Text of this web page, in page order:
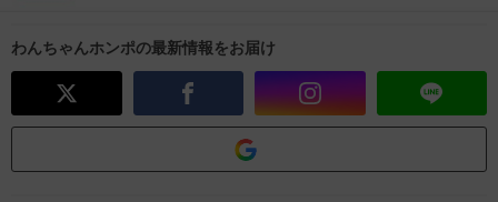
わんちゃんホンポの最新情報をお届け